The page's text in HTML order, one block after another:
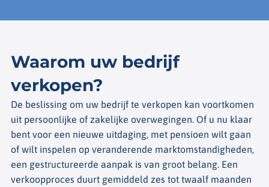
Waarom uw bedrijf
verkopen?
De beslissing om uw bedrijf te verkopen kan voortkomen
uit persoonlijke of zakelijke overwegingen. Of u nu klaar
bent voor een nieuwe uitdaging, met pensioen wilt gaan
of wilt inspelen op veranderende marktomstandigheden,
een gestructureerde aanpak is van groot belang. Een
verkoopproces duurt gemiddeld zes tot twaalf maanden